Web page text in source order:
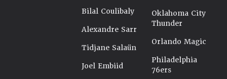
Bilal Coulibaly
Alexandre Sarr
Tidjane Salaün
Joel Embiid
Oklahoma City
Thunder
Orlando Magic
Philadelphia
76ers